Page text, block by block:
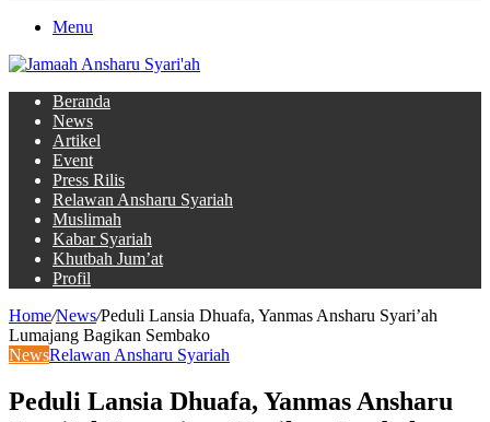
Menu
Beranda
News
Artikel
Event
Press Rilis
Relawan Ansharu Syariah
Muslimah
Kabar Syariah
Khutbah Jum’at
Profil
Home/News/Peduli Lansia Dhuafa, Yanmas Ansharu Syari’ah
Lumajang Bagikan Sembako
NewsRelawan Ansharu Syariah
Peduli Lansia Dhuafa, Yanmas Ansharu